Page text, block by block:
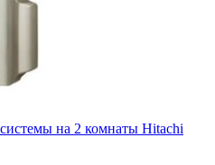
на 2 комнаты Hitachi